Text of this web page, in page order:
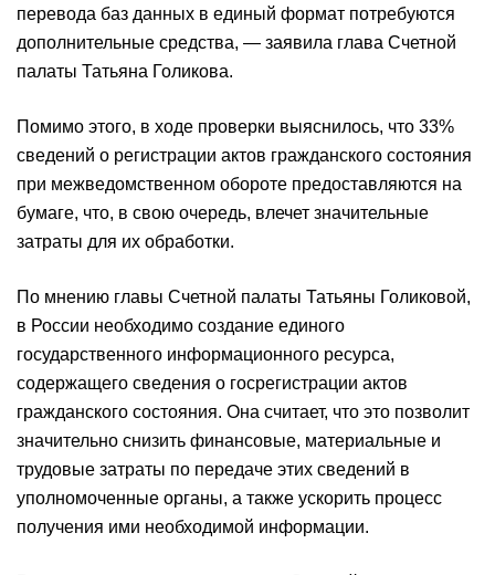
перевода баз данных в единый формат потребуются
дополнительные средства, — заявила глава Счетной
палаты Татьяна Голикова.
Помимо этого, в ходе проверки выяснилось, что 33%
сведений о регистрации актов гражданского состояния
при межведомственном обороте предоставляются на
бумаге, что, в свою очередь, влечет значительные
затраты для их обработки.
По мнению главы Счетной палаты Татьяны Голиковой,
в России необходимо создание единого
государственного информационного ресурса,
содержащего сведения о госрегистрации актов
гражданского состояния. Она считает, что это позволит
значительно снизить финансовые, материальные и
трудовые затраты по передаче этих сведений в
уполномоченные органы, а также ускорить процесс
получения ими необходимой информации.